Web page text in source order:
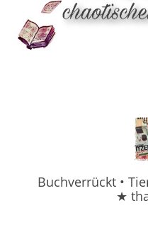
Buchverrückt •
★